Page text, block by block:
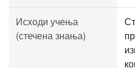
Исходи учења
(стечена знања)